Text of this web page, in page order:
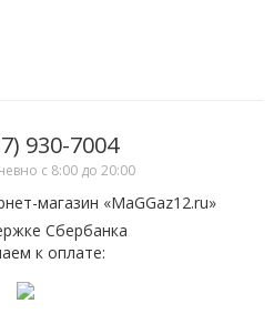
930-7004
с 8:00 до 20:00
магазин «MaGGaz12.ru»
Сбербанка
к оплате: